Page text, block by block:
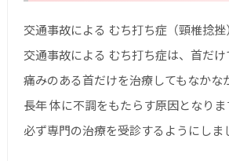
交通事故による むち打ち症（頸椎捻挫
交通事故による むち打ち症は、首だ
痛みのある首だけを治療してもなかな
長年 体に不調をもたらす原因となりま
必ず専門の治療を受診するようにしま